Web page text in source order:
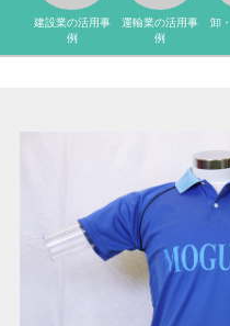
建設業の活用事
例
運輸業の活用事
例
卸